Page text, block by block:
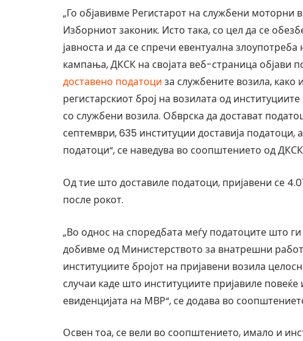
„Го објавивме Регистарот на службени моторни
Изборниот законик. Исто така, со цел да се
јавноста и да се спречи евентуална
кампања, ДКСК на својата веб-страница објави
доставено податоци за службените возила, како
регистарскиот број на возилата од
со службени возила. Обврска да достават
септември, 635 институции доставија
податоци“, се наведува во соопштението од
Од тие што доставиле податоци, пријавени се
после рокот.
„Во однос на споредбата меѓу податоците што
добивме од Министерството за внатрешни
институциите бројот на пријавени возила
случаи каде што институциите пријавиле
евиденцијата на МВР“, се додава во
Освен тоа, се вели во соопштението, имало и